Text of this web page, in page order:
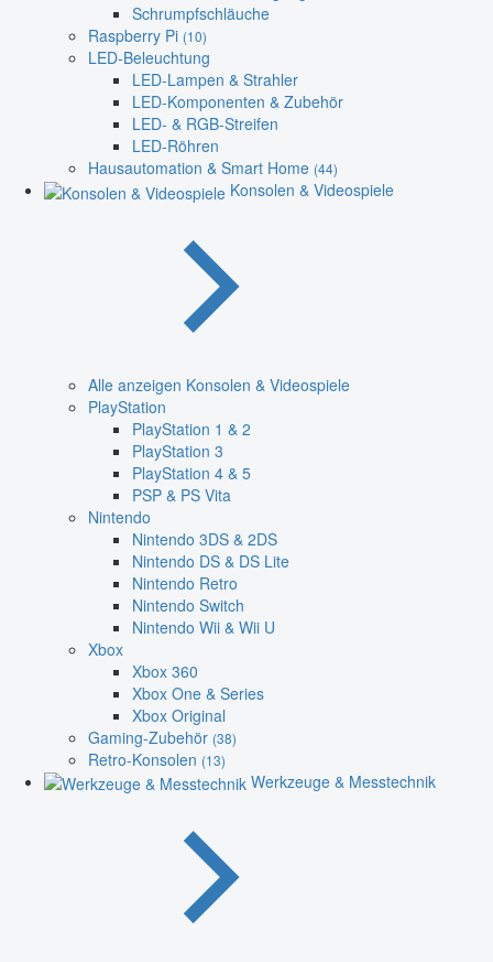
Schrumpfschläuche
Raspberry Pi (10)
LED-Beleuchtung
LED-Lampen & Strahler
LED-Komponenten & Zubehör
LED- & RGB-Streifen
LED-Röhren
Hausautomation & Smart Home (44)
Konsolen & Videospiele
Alle anzeigen Konsolen & Videospiele
PlayStation
PlayStation 1 & 2
PlayStation 3
PlayStation 4 & 5
PSP & PS Vita
Nintendo
Nintendo 3DS & 2DS
Nintendo DS & DS Lite
Nintendo Retro
Nintendo Switch
Nintendo Wii & Wii U
Xbox
Xbox 360
Xbox One & Series
Xbox Original
Gaming-Zubehör (38)
Retro-Konsolen (13)
Werkzeuge & Messtechnik